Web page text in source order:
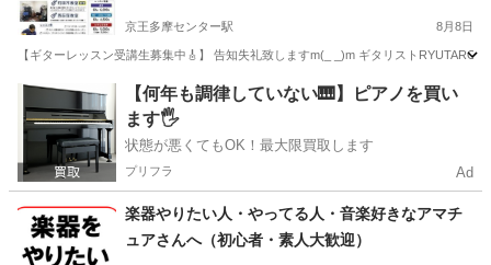
京王多摩センター駅 8月8日
【ギターレッスン受講生募集中🎸】 告知失礼致しますm(_ _)m ギタリスト
東京 多摩市 京王多摩センター駅 ギター レッスン
【何年も調律していない🎹】ピアノを買い
ます🖐️
状態が悪くてもOK！最大限買取します
プリフラ Ad
楽器やりたい人・やってる人・音楽好きなアマチ
ュアさんへ（初心者・素人大歓迎）